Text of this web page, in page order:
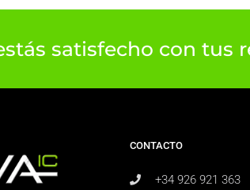
satisfecho con tus
CONTACTO
+34 926 921 363